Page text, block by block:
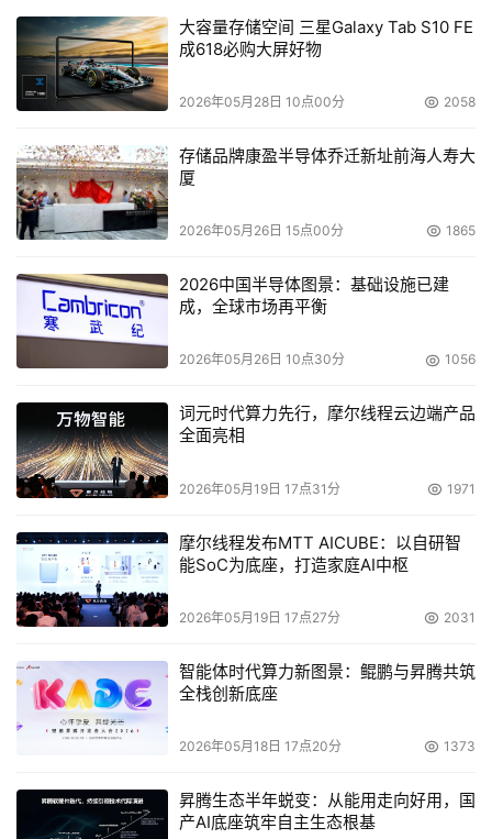
网页）。“（上述忧虑）想象力过于丰富了。我们会将根据
用户的电子邮件制作的所有信息作为邮件本身来处理。如果
这方面有可能出现问题，我们一定会进行调查”。
搜索公司为何推出邮件服务？
Gmail还有不同于其它公司服务的一大特点，这就是用户
都将根据会话的内容自动分类。对于各邮件的回信也可全部
按相关内容显示。当然，用户也可以使用该公司的搜索技术
迅速搜索目的邮件。
下面，让我们来探讨一下Gmail的开发意图。为何作为搜
索公司的Google要推出邮件服务呢？答案我们已可在上述
的说明中得出。
Google表示，“Gmail可以使用Google的搜索技术搜索
邮件。也就是说用户无需创建文件夹对邮件进行分类管理。
其它的功能也同样使用搜索技术来完成。电子邮件的效率可
通过搜索得以提高。因此，本公司推出电子邮件服务是非常
该公司进一步做出如下解释。“Google的使命为整理全球
的信息，使其可以被广泛使用。电子邮件中包括许多人的重
的服务可以为此做出贡献”。
大容量存储空间 三星Galaxy Tab S10 FE
成618必购大屏好物
2026年05月28日 10点00分 2058
存储品牌康盈半导体乔迁新址前海人寿大
厦
2026年05月26日 15点00分 1865
2026中国半导体图景：基础设施已建
成，全球市场再平衡
2026年05月26日 10点30分 1056
词元时代算力先行，摩尔线程云边端产品
全面亮相
2026年05月19日 17点31分 1971
摩尔线程发布MTT AICUBE：以自研智
能SoC为底座，打造家庭AI中枢
2026年05月19日 17点27分 2031
智能体时代算力新图景：鲲鹏与昇腾共筑
全栈创新底座
2026年05月18日 17点20分 1373
昇腾生态半年蜕变：从能用走向好用，国
产AI底座筑牢自主生态根基